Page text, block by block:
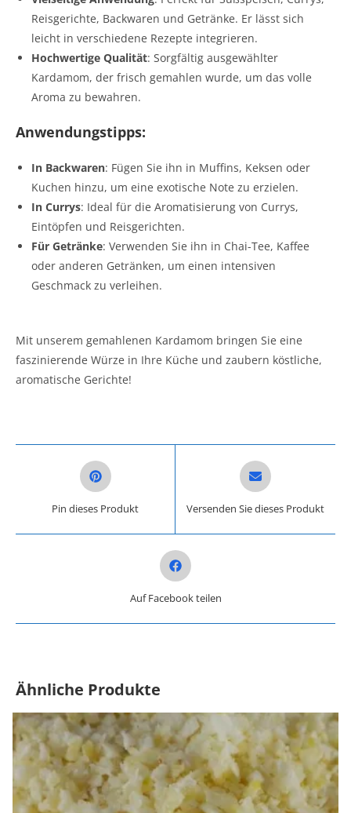
Reisgerichte, Backwaren und Getränke. Er lässt sich
leicht in verschiedene Rezepte integrieren.
Hochwertige Qualität: Sorgfältig ausgewählter
Kardamom, der frisch gemahlen wurde, um das volle
Aroma zu bewahren.
Anwendungstipps:
In Backwaren: Fügen Sie ihn in Muffins, Keksen oder
Kuchen hinzu, um eine exotische Note zu erzielen.
In Currys: Ideal für die Aromatisierung von Currys,
Eintöpfen und Reisgerichten.
Für Getränke: Verwenden Sie ihn in Chai-Tee, Kaffee
oder anderen Getränken, um einen intensiven
Geschmack zu verleihen.
Mit unserem gemahlenen Kardamom bringen Sie eine
faszinierende Würze in Ihre Küche und zaubern köstliche,
aromatische Gerichte!
Opens in a new window
Pin dieses Produkt
Opens in a new
Versenden Sie dieses Produkt
Opens in a new window
Auf Facebook teilen
Ähnliche Produkte